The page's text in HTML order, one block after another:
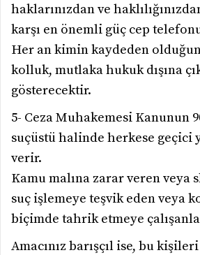
haklarınızdan ve
karşı en önemli güç cep
Her an kimin kaydeden
kolluk, mutlaka hukuk dışına
gösterecektir.
5- Ceza Muhakemesi Kanunun
suçüstü halinde herkese geçici
verir.
Kamu malına zarar veren veya
suç işlemeye teşvik eden veya
biçimde tahrik etmeye
Amacınız barışçıl ise, bu